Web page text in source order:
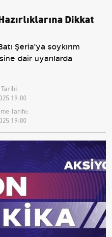
Dikkat
Şeria'ya soykırım
dair uyarılarda
Tarihi:
19:00
Tarihi:
19:00